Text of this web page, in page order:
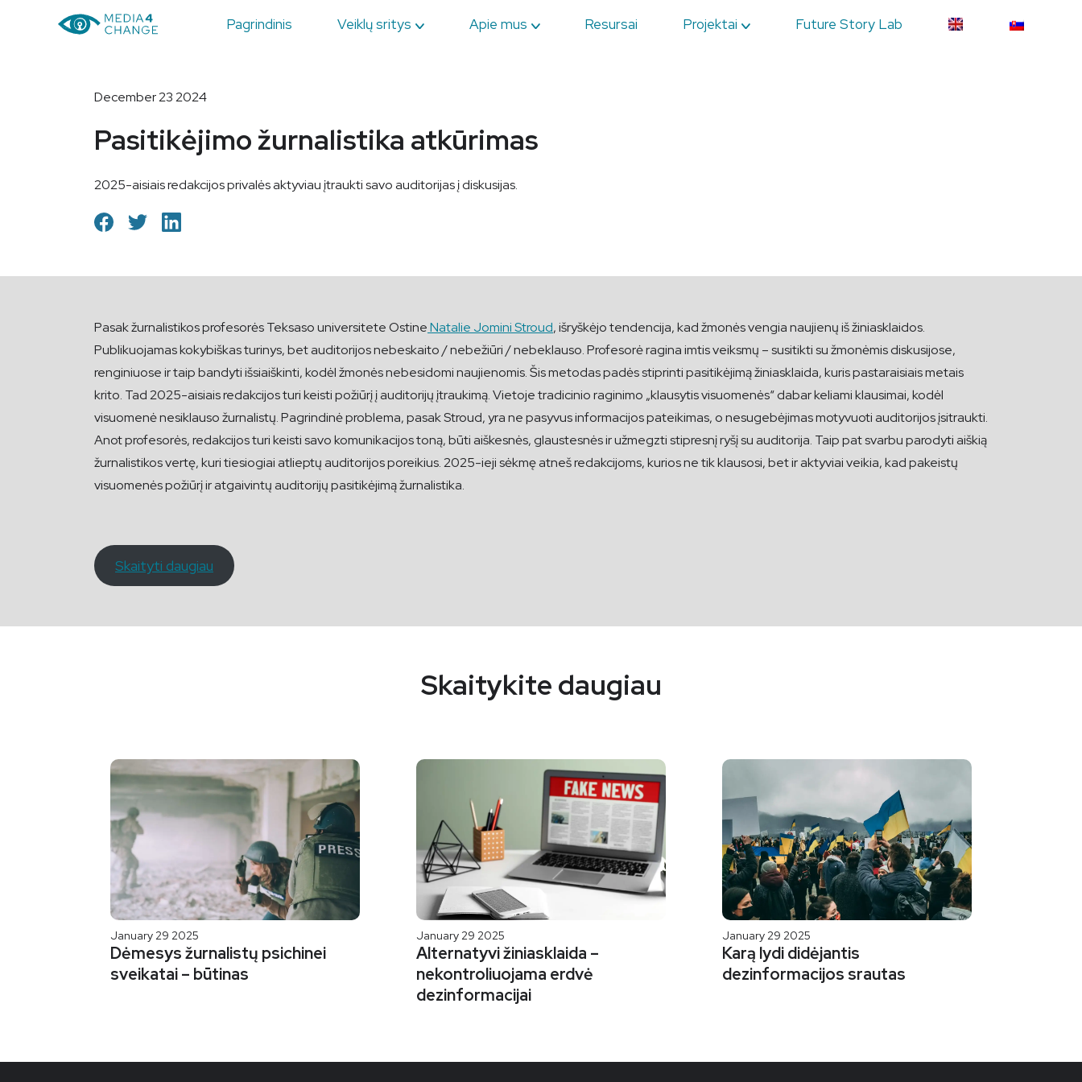
Pagrindinis Veiklų sritys Apie mus Resursai Projektai Future Story Lab
December 23 2024
Pasitikėjimo žurnalistika atkūrimas
2025-aisiais redakcijos privalės aktyviau įtraukti savo auditorijas į diskusijas.
Pasak žurnalistikos profesorės Teksaso universitete OstineNatalie Jomini Stroud, išryškėjo tendencija, kad žmonės vengia naujienų iš žiniasklaidos.
Publikuojamas kokybiškas turinys, bet auditorijos nebeskaito / nebežiūri / nebeklauso. Profesorė ragina imtis veiksmų – susitikti su žmonėmis diskusijose,
renginiuose ir taip bandyti išsiaiškinti, kodėl žmonės nebesidomi naujienomis. Šis metodas padės stiprinti pasitikėjimą žiniasklaida, kuris pastaraisiais metais
krito. Tad 2025-aisiais redakcijos turi keisti požiūrį į auditorijų įtraukimą. Vietoje tradicinio raginimo „klausytis visuomenės“ dabar keliami klausimai, kodėl
visuomenė nesiklauso žurnalistų. Pagrindinė problema, pasak Stroud, yra ne pasyvus informacijos pateikimas, o nesugebėjimas motyvuoti auditorijos įsitraukti.
Anot profesorės, redakcijos turi keisti savo komunikacijos toną, būti aiškesnės, glaustesnės ir užmegzti stipresnį ryšį su auditorija. Taip pat svarbu parodyti aiškią
žurnalistikos vertę, kuri tiesiogiai atlieptų auditorijos poreikius. 2025-ieji sėkmę atneš redakcijoms, kurios ne tik klausosi, bet ir aktyviai veikia, kad pakeistų
visuomenės požiūrį ir atgaivintų auditorijų pasitikėjimą žurnalistika.
Skaityti daugiau
Skaitykite daugiau
January 29 2025
Dėmesys žurnalistų psichinei
sveikatai – būtinas
January 29 2025
Alternatyvi žiniasklaida –
nekontroliuojama erdvė
dezinformacijai
January 29 2025
Karą lydi didėjantis
dezinformacijos srautas